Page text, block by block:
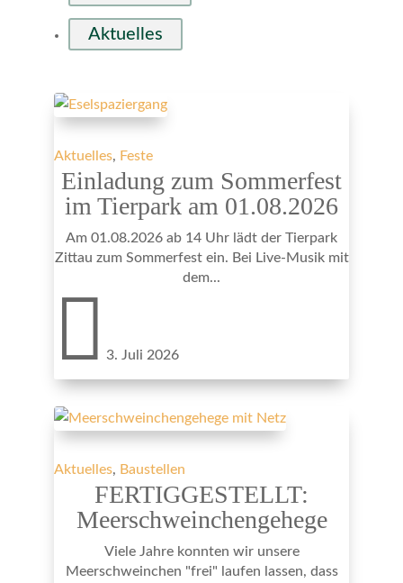
Aktuelles
Aktuelles, Feste
Einladung zum Sommerfest
im Tierpark am 01.08.2026
Am 01.08.2026 ab 14 Uhr lädt der Tierpark
Zittau zum Sommerfest ein. Bei Live-Musik mit
dem...
 3. Juli 2026
Aktuelles, Baustellen
FERTIGGESTELLT:
Meerschweinchengehege
Viele Jahre konnten wir unsere
Meerschweinchen "frei" laufen lassen, dass